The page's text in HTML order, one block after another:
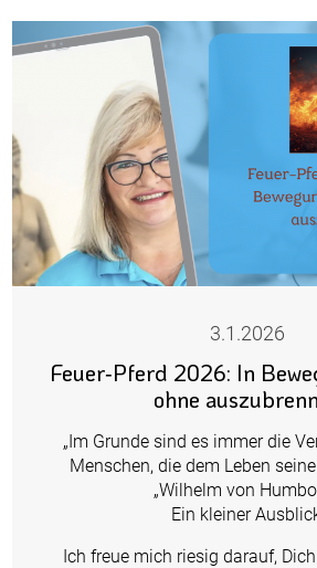
3.1.2026
Feuer‑Pferd 2026: In
ohne
„Im Grunde sind es immer die
Menschen, die dem Leben
„Wilhelm von
Ein kleiner
Ich freue mich riesig darauf,